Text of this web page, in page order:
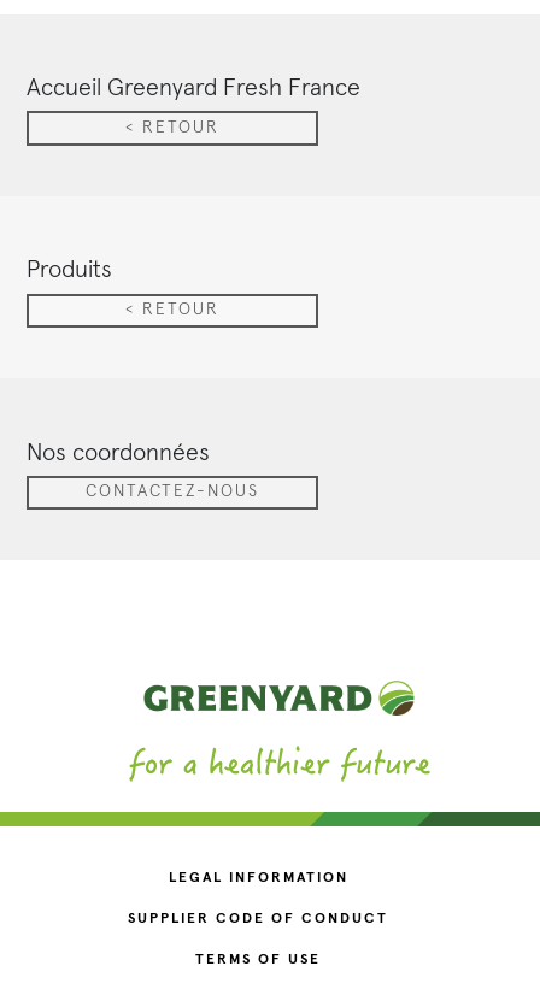
Accueil Greenyard Fresh France
< RETOUR
Produits
< RETOUR
Nos coordonnées
CONTACTEZ-NOUS
LEGAL INFORMATION
SUPPLIER CODE OF CONDUCT
TERMS OF USE